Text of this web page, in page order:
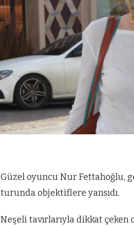
Güzel oyuncu Nur Fettahoğlu,
turunda objektiflere yansıdı.
Neşeli tavırlarıyla dikkat çeken